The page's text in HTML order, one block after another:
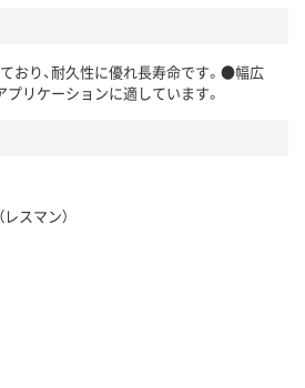
おり、耐久性に優れ長寿命です。●幅広
プリケーションに適しています。
スマン）